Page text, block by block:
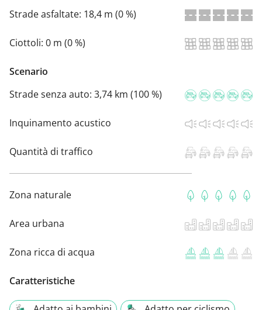
Strade asfaltate: 18,4 m (0 %)
Ciottoli: 0 m (0 %)
Scenario
Strade senza auto: 3,74 km (100 %)
Inquinamento acustico
Quantità di traffico
Zona naturale
Area urbana
Zona ricca di acqua
Caratteristiche